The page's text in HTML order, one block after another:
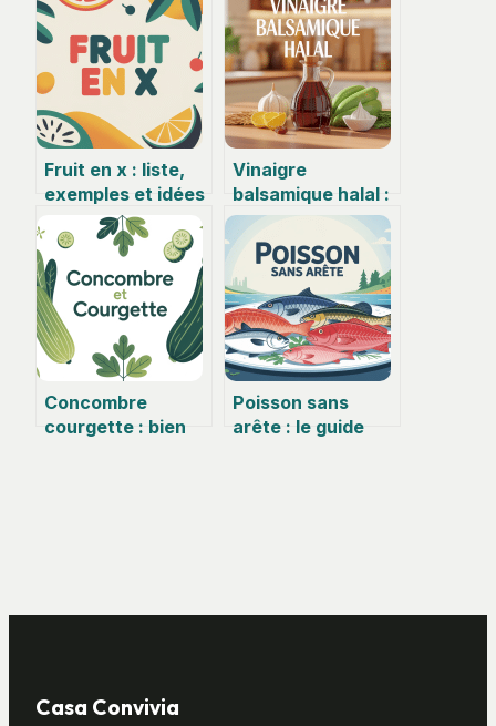
Fruit en x : liste,
exemples et idées
faciles à retenir
Vinaigre
balsamique halal :
comment le
choisir et l’utiliser
en toute
confiance
Concombre
courgette : bien
Poisson sans
arête : le guide
Casa Convivia